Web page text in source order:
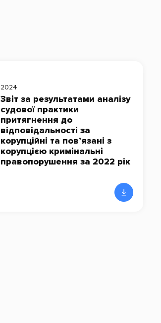
2024
Звіт за результатами аналізу
судової практики
притягнення до
відповідальності за
корупційні та пов’язані з
корупцією кримінальні
правопорушення за 2022 рік